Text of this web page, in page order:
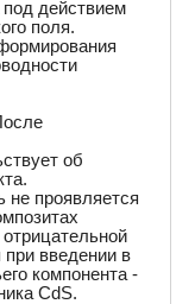
действием
поля.
об
не проявляется
введении в
компонента -
CdS.